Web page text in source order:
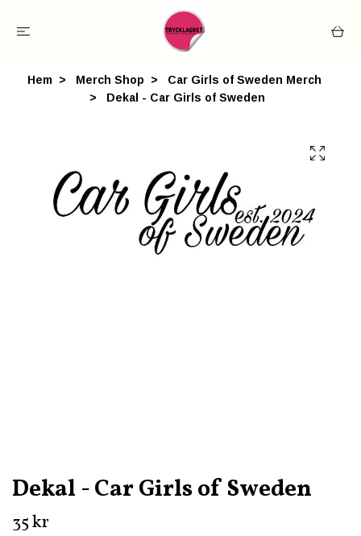
Hem Merch Shop
Car Girls of Sweden Merch
Dekal - Car Girls of Sweden
Dekal - Car Girls of Sweden
35 kr